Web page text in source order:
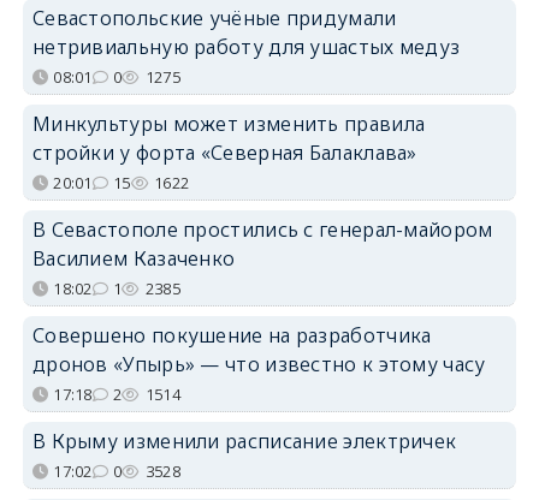
Севастопольские учёные придумали
нетривиальную работу для ушастых медуз
08:01 0 1275
Минкультуры может изменить правила
стройки у форта «Северная Балаклава»
20:01 15 1622
В Севастополе простились с генерал-майором
Василием Казаченко
18:02 1 2385
Совершено покушение на разработчика
дронов «Упырь» — что известно к этому часу
17:18 2 1514
В Крыму изменили расписание электричек
17:02 0 3528